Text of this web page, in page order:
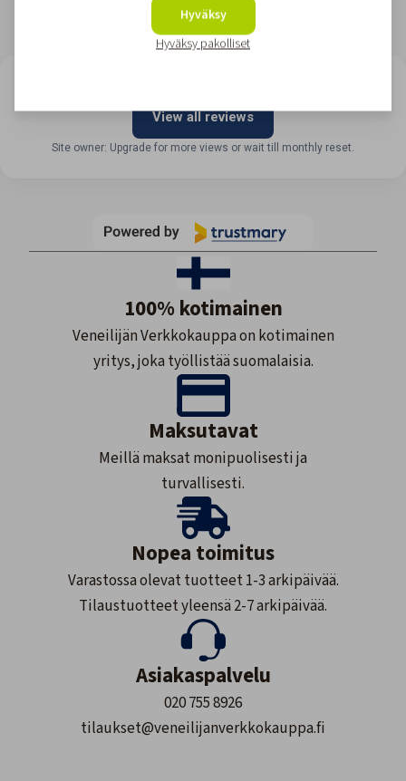
View all reviews
Site owner: Upgrade for more views or wait till monthly reset.
100% kotimainen
Veneilijän Verkkokauppa on kotimainen
yritys, joka työllistää suomalaisia.
Maksutavat
Meillä maksat monipuolisesti ja
turvallisesti.
Nopea toimitus
Varastossa olevat tuotteet 1-3 arkipäivää.
Tilaustuotteet yleensä 2-7 arkipäivää.
Asiakaspalvelu
020 755 8926
tilaukset@veneilijanverkkokauppa.fi
Hyväksy
Hyväksy pakolliset